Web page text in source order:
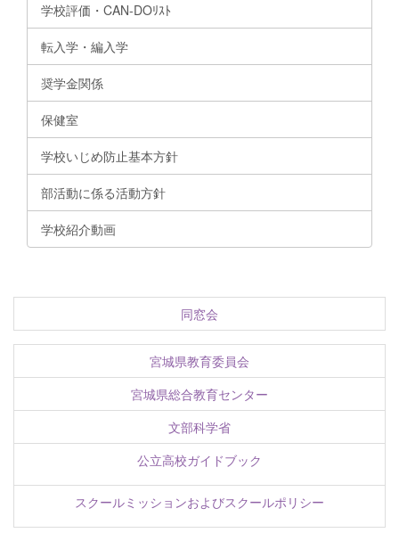
学校評価・CAN-DOﾘｽﾄ
転入学・編入学
奨学金関係
保健室
学校いじめ防止基本方針
部活動に係る活動方針
学校紹介動画
同窓会
宮城県教育委員会
宮城県総合教育センター
文部科学省
公立高校ガイドブック
スクールミッションおよびスクールポリシー